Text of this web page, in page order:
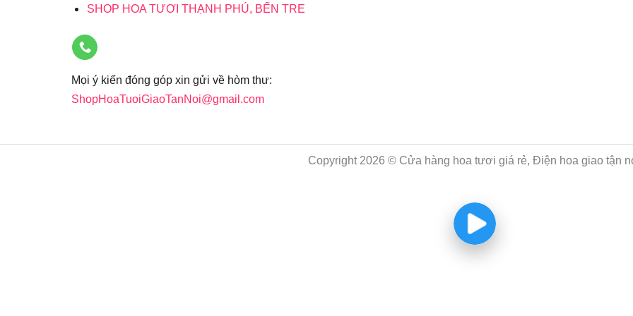
SHOP HOA TƯƠI THẠNH PHÚ, BẾN TRE
Mọi ý kiến đóng góp xin gửi về hòm thư:
ShopHoaTuoiGiaoTanNoi@gmail.com
Copyright 2026 © Cửa hàng hoa tươi giá rẻ, Điện hoa giao tận